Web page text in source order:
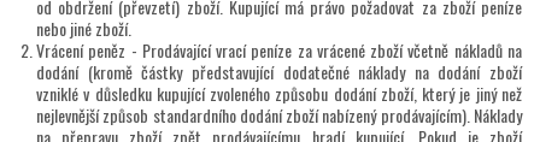
od obdržení (převzetí) zboží. Kupující má právo požadovat za zboží peníze
nebo jiné zboží.
Vrácení peněz - Prodávající vrací peníze za vrácené zboží včetně nákladů na
dodání (kromě částky představující dodatečné náklady na dodání zboží
vzniklé v důsledku kupující zvoleného způsobu dodání zboží, který je jiný než
nejlevnější způsob standardního dodání zboží nabízený prodávajícím). Náklady
na přepravu zboží zpět prodávajícímu hradí kupující. Pokud je zboží